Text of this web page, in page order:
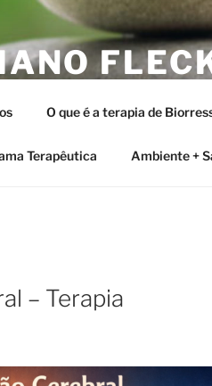
O que é a terapia de
Terapêutica Ambiente +
– Terapia